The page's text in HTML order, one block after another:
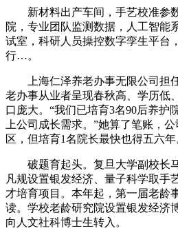
新材料出产车间，手艺校准参
院，专业团队监测数据，人工智能
试室，科研人员操控数字孪生平台
行…。
上海仁泽养老办事无限公司担
老办事从业者呈现春秋高、学历低
口庞大。“我们已培育3名90后养护
上公司成长需求。”她算了笔账，
区，但培育1名院长最快也得五六年
破题育起头。复旦大学副校长马
凡规设置银发经济、量子科学取手
才培育项目。本年起，第一届老龄
读。学校老龄研究院设置银发经济
向人文社科博士生转入。